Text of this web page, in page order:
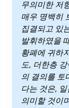
무의미한 저
매우 명백히
집결되고 있
발휘하였을
황폐에 귀하
도, 더한층
의 결의를 토
다는 것은,
의미할 것이